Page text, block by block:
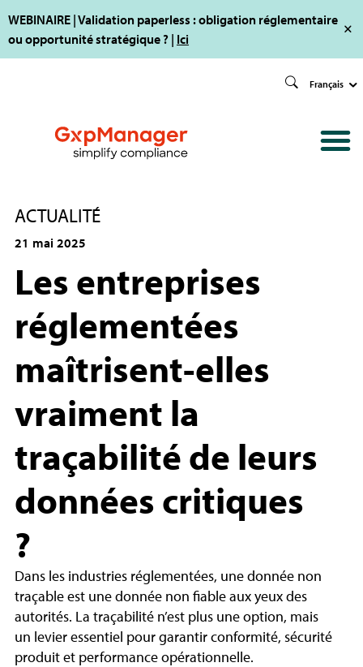
WEBINAIRE | Validation paperless : obligation réglementaire
ou opportunité stratégique ? | Ici
Français
ACTUALITÉ
21 mai 2025
Les entreprises
réglementées
maîtrisent-elles
vraiment la
traçabilité de leurs
données critiques
?
Dans les industries réglementées, une donnée non
traçable est une donnée non fiable aux yeux des
autorités. La traçabilité n’est plus une option, mais
un levier essentiel pour garantir conformité, sécurité
produit et performance opérationnelle.